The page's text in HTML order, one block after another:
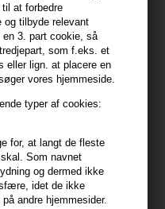
at forbedre
og tilbyde relevant
3. part cookie, så
som f.eks. et
eller lign. at placere en
vores hjemmeside.
typer af cookies:
for, at langt de fleste
Som navnet
og dermed ikke
idet de ikke
andre hjemmesider.
høje temperaturer
i vådt hår efter hårvask